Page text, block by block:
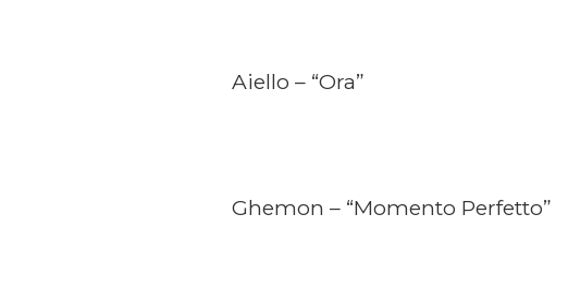
Aiello – “Ora”
Ghemon – “Momento Perfetto”